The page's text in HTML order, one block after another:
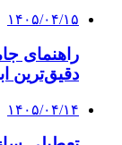
۱۴۰۵/۰۴/۱۵
راهنمای
دقیق‌ترین
۱۴۰۵/۰۴/۱۴